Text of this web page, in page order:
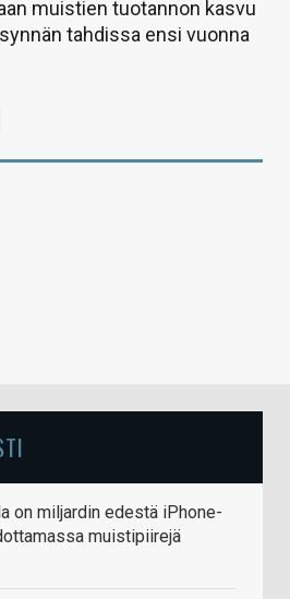
muistien tuotannon kasvu
tahdissa ensi vuonna
on miljardin edestä iPhone-
muistipiirejä